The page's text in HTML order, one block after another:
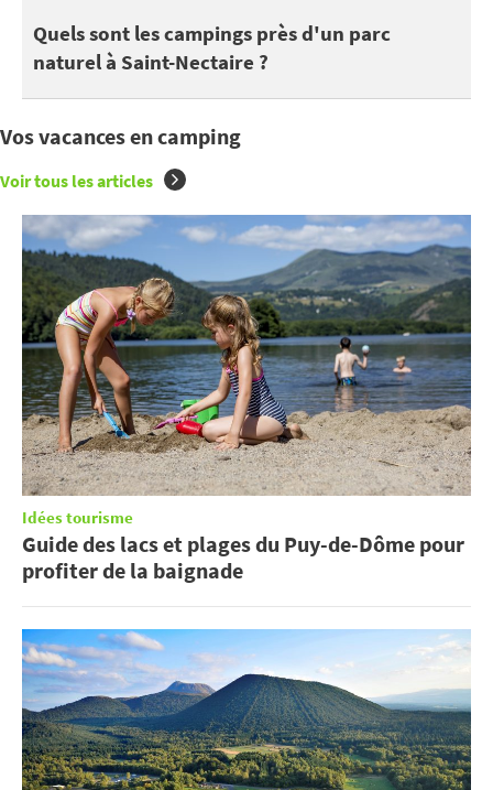
Quels sont les campings près d'un parc
naturel à Saint-Nectaire ?
Se situer à proximité d’un parc naturel est formidable pour
Vos vacances en camping
Voir tous les articles
Idées tourisme
Guide des lacs et plages du Puy-de-Dôme pour
profiter de la baignade